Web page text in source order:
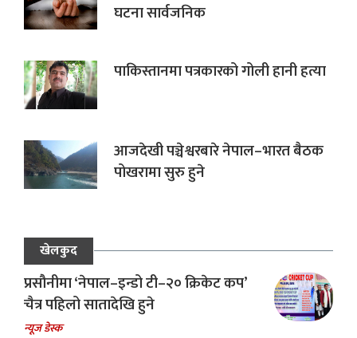
घटना सार्वजनिक
पाकिस्तानमा पत्रकारको गोली हानी हत्या
आजदेखी पञ्चेश्वरबारे नेपाल–भारत बैठक
पोखरामा सुरु हुने
खेलकुद
प्रसौनीमा ‘नेपाल–इन्डो टी–२० क्रिकेट कप’
चैत्र पहिलो सातादेखि हुने
न्यूज डेस्क